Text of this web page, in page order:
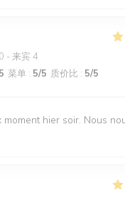
- 来宾 4
菜单 : 5/5 质价比 : 5/5
hier soir. Nous